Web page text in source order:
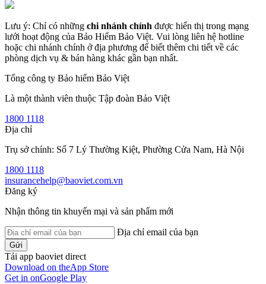
Lưu ý: Chỉ có những chi nhánh chính được hiển thị trong mạng
lưới hoạt động của Bảo Hiểm Bảo Việt. Vui lòng liên hệ hotline
hoặc chi nhánh chính ở địa phương để biết thêm chi tiết về các
phòng dịch vụ & bán hàng khác gần bạn nhất.
Tổng công ty Bảo hiểm Bảo Việt
Là một thành viên thuộc Tập đoàn Bảo Việt
1800 1118
Địa chỉ
Trụ sở chính: Số 7 Lý Thường Kiệt, Phường Cửa Nam, Hà Nội
1800 1118
insurancehelp@baoviet.com.vn
Đăng ký
Nhận thông tin khuyến mại và sản phẩm mới
Địa chỉ email của bạn
Gửi
Tải app baoviet direct
Download on theApp Store
Get in onGoogle Play